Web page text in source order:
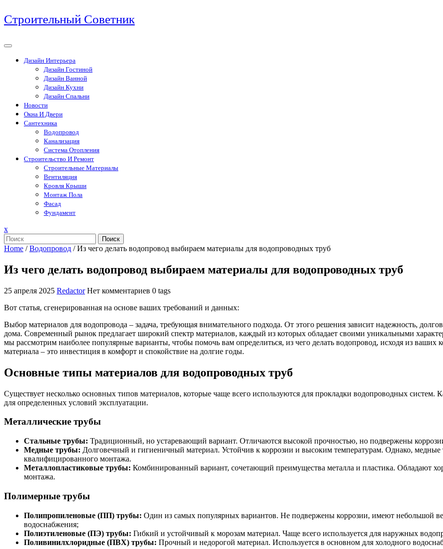
Перейти
к
Строительный Советник
Дизайн Интерьера
Дизайн Гостиной
Дизайн Ванной
Дизайн Кухни
Дизайн Спальни
Новости
Окна И Двери
Сантехника
Водопровод
Канализация
Система Отопления
Строительство И Ремонт
Строительные Материалы
Вентиляция
Кровля Крыши
Монтаж Пола
Фасад
Фундамент
xЗакрыть
меню
Поиск
Home /Водопровод /Из чего делать водопровод выбираем материалы для водопроводных труб
Из чего делать водопровод выбираем материалы для водопроводных труб
25 апреля 2025 Redactor Нет комментариев 0 tags
Вот статья, сгенерированная на основе ваших требований и данных:
Выбор материалов для водопровода – задача, требующая внимательного подхода. От этого решения зависит надежность,
дома. Современный рынок предлагает широкий спектр материалов, каждый из которых обладает своими уникальными
мы рассмотрим наиболее популярные варианты, чтобы помочь вам определиться, из чего делать водопровод, исходя из
материала – это инвестиция в комфорт и спокойствие на долгие годы.
Основные типы материалов для водопроводных труб
Существует несколько основных типов материалов, которые чаще всего используются для прокладки водопроводных
для определенных условий эксплуатации.
Металлические трубы
Стальные трубы: Традиционный, но устаревающий вариант. Отличаются высокой прочностью, но подвержены
Медные трубы: Долговечный и гигиеничный материал. Устойчив к коррозии и высоким температурам. Однако,
квалифицированного монтажа.
Металлопластиковые трубы: Комбинированный вариант, сочетающий преимущества металла и пластика. Обладают
монтажа.
Полимерные трубы
Полипропиленовые (ПП) трубы: Один из самых популярных вариантов. Не подвержены коррозии, имеют небольшой
водоснабжения;
Полиэтиленовые (ПЭ) трубы: Гибкий и устойчивый к морозам материал. Чаще всего используется для наружных
Поливинилхлоридные (ПВХ) трубы: Прочный и недорогой материал. Используется в основном для холодного